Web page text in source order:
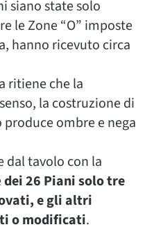
siano state solo
le Zone “O” imposte
hanno ricevuto circa
ritiene che la
la costruzione di
ombre e nega
dal tavolo con la
dei 26 Piani solo tre
e gli altri
o modificati.